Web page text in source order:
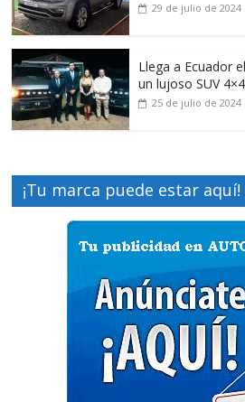
29 de julio de 2024
Llega a Ecuador
un lujoso SUV 4×4
25 de julio de 2024
¡Tu marca puede estar aquí!